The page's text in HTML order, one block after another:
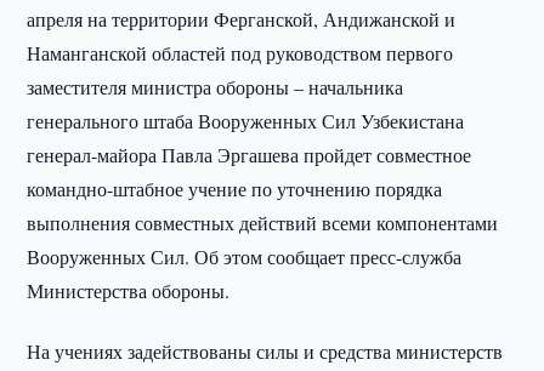
апреля на территории Ферганской, Андижанской и
Наманганской областей под руководством первого
заместителя министра обороны – начальника
генерального штаба Вооруженных Сил Узбекистана
генерал-майора Павла Эргашева пройдет совместное
командно-штабное учение по уточнению порядка
выполнения совместных действий всеми компонентами
Вооруженных Сил. Об этом сообщает пресс-служба
Министерства обороны.
На учениях задействованы силы и средства министерств